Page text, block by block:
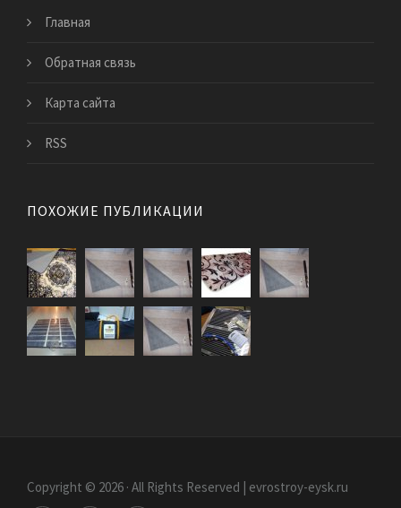
Главная
Обратная связь
Карта сайта
RSS
ПОХОЖИЕ ПУБЛИКАЦИИ
Copyright © 2026 · All Rights Reserved | evrostroy-eysk.ru